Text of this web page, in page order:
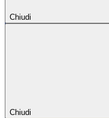
Chiudi
Chiudi